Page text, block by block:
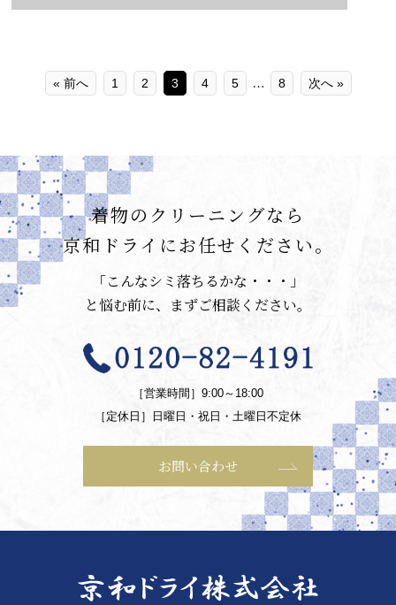
« 前へ 1 2 3 4 5 … 8 次へ »
着物のクリーニングなら
京和ドライにお任せください。
「こんなシミ落ちるかな・・・」
と悩む前に、まずご相談ください。
［営業時間］9:00～18:00
［定休日］日曜日・祝日・土曜日不定休
お問い合わせ